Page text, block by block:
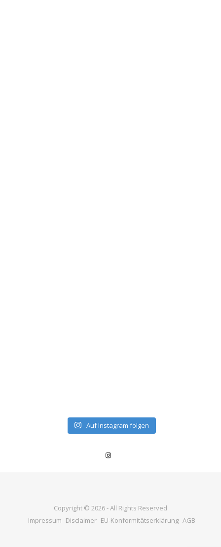
Auf Instagram folgen
Copyright © 2026 - All Rights Reserved
Impressum Disclaimer EU-Konformitätserklärung AGB